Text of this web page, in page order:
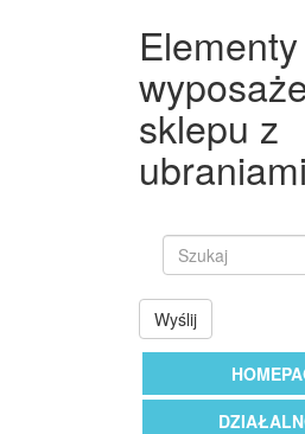
Elementy
sklepu z
ubraniami
Wyślij